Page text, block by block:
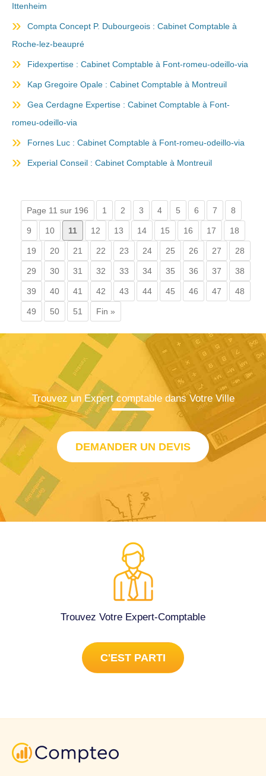
Ittenheim
Compta Concept P. Dubourgeois : Cabinet Comptable à
Roche-lez-beaupré
Fidexpertise : Cabinet Comptable à Font-romeu-odeillo-via
Kap Gregoire Opale : Cabinet Comptable à Montreuil
Gea Cerdagne Expertise : Cabinet Comptable à Font-
romeu-odeillo-via
Fornes Luc : Cabinet Comptable à Font-romeu-odeillo-via
Experial Conseil : Cabinet Comptable à Montreuil
Page 11 sur 196 1 2 3 4 5 6 7 8
9 10 11 12 13 14 15 16 17 18
19 20 21 22 23 24 25 26 27 28
29 30 31 32 33 34 35 36 37 38
39 40 41 42 43 44 45 46 47 48
49 50 51 Fin »
Trouvez un Expert comptable dans Votre Ville
DEMANDER UN DEVIS
Trouvez Votre Expert-Comptable
C'EST PARTI